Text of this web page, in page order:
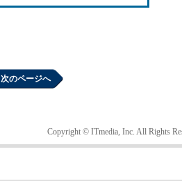
次のページへ
Copyright © ITmedia, Inc. All Rights